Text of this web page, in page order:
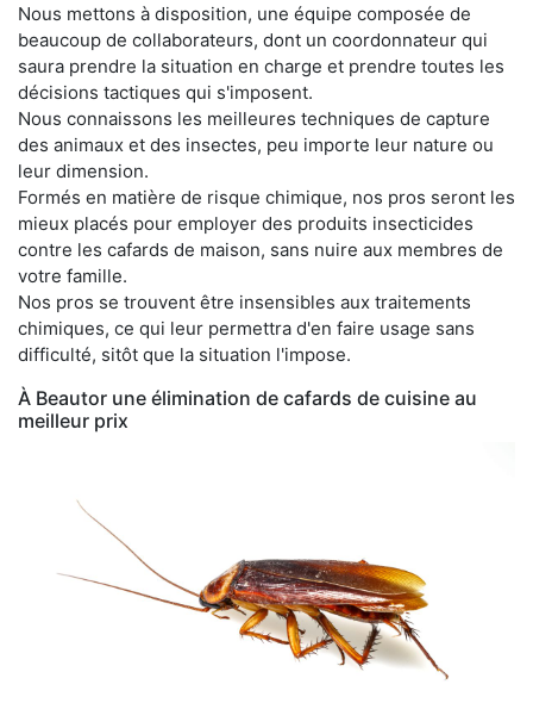
Nous mettons à disposition, une équipe composée de
beaucoup de collaborateurs, dont un coordonnateur qui
saura prendre la situation en charge et prendre toutes les
décisions tactiques qui s'imposent.
Nous connaissons les meilleures techniques de capture
des animaux et des insectes, peu importe leur nature ou
leur dimension.
Formés en matière de risque chimique, nos pros seront les
mieux placés pour employer des produits insecticides
contre les cafards de maison, sans nuire aux membres de
votre famille.
Nos pros se trouvent être insensibles aux traitements
chimiques, ce qui leur permettra d'en faire usage sans
difficulté, sitôt que la situation l'impose.
À Beautor une élimination de cafards de cuisine au
meilleur prix